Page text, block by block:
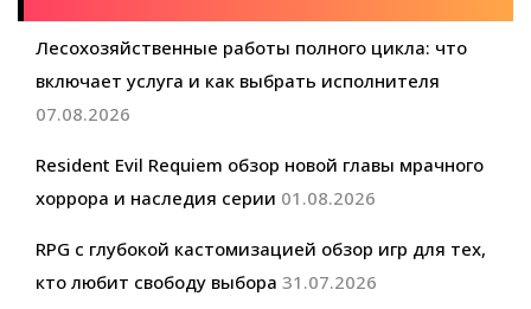
Лесохозяйственные работы полного цикла: что
включает услуга и как выбрать исполнителя
07.08.2026
Resident Evil Requiem обзор новой главы мрачного
хоррора и наследия серии 01.08.2026
RPG с глубокой кастомизацией обзор игр для тех,
кто любит свободу выбора 31.07.2026